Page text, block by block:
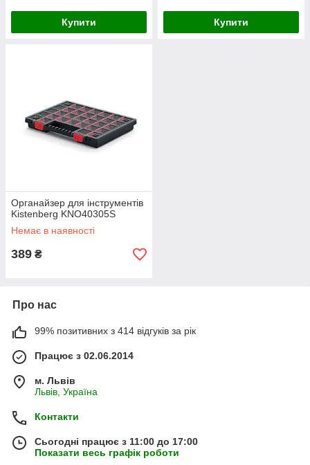
Купити Купити
Органайзер для інструментів
Kistenberg KNO40305S
Немає в наявності
389 ₴
Про нас
99% позитивних з 414 відгуків за рік
Працює з 02.06.2014
м. Львів
Львів, Україна
Контакти
Сьогодні працює з 11:00 до 17:00
Показати весь графік роботи